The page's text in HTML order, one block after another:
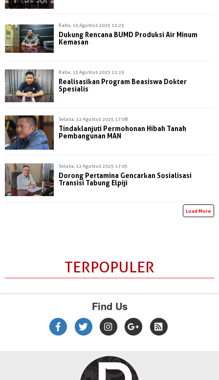
Rabu, 13 Agustus 2025 11:23
Dukung Rencana BUMD Produksi Air Minum
Kemasan
Rabu, 13 Agustus 2025 11:23
Realisasikan Program Beasiswa Dokter
Spesialis
Selasa, 12 Agustus 2025 17:08
Tindaklanjuti Permohonan Hibah Tanah
Pembangunan MAN
Selasa, 12 Agustus 2025 17:05
Dorong Pertamina Gencarkan Sosialisasi
Transisi Tabung Elpiji
Load More
TERPOPULER
Find Us